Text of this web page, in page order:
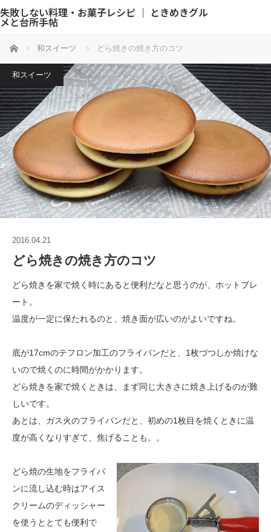
失敗しない料理・お菓子レシピ ｜ ときめきグル
メと台所手帖
ホーム 和スイーツ どら焼きの焼き方のコツ
和スイーツ
2016.04.21
どら焼きの焼き方のコツ
どら焼きを家で焼く時にあると便利だなと思うのが、ホットプレ
ート。
温度が一定に保たれるのと、焼き面が広いのがよいですね。
底が17cmのテフロン加工のフライパンだと、1枚づつしか焼けな
いので焼くのに時間がかかります。
どら焼きを家で焼くときは、まず同じ大きさに焼き上げるのが難
しいです。
あとは、ガス火のフライパンだと、初めの1枚目を焼くときに温
度が高くなりすぎて、焦げることも。。
どら焼の生地をフライパ
ンに流し込む時はアイス
クリームのディッシャー
を使うととても便利で